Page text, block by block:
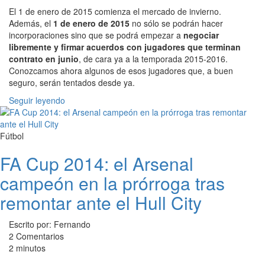
El 1 de enero de 2015 comienza el mercado de invierno.
Además, el 1 de enero de 2015 no sólo se podrán hacer
incorporaciones sino que se podrá empezar a negociar
libremente y firmar acuerdos con jugadores que terminan
contrato en junio, de cara ya a la temporada 2015-2016.
Conozcamos ahora algunos de esos jugadores que, a buen
seguro, serán tentados desde ya.
Seguir leyendo
Fútbol
FA Cup 2014: el Arsenal
campeón en la prórroga tras
remontar ante el Hull City
Escrito por: Fernando
2 Comentarios
2 minutos